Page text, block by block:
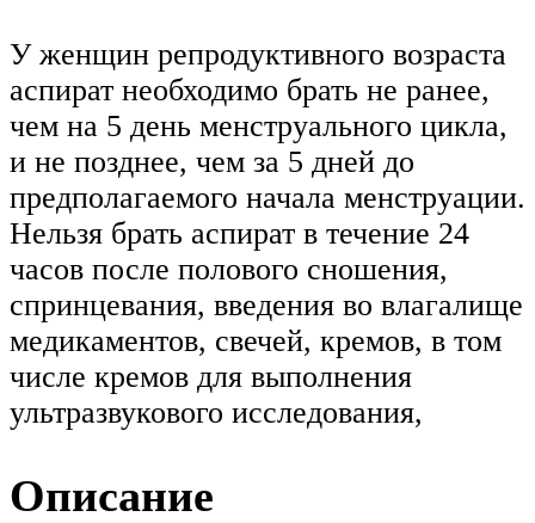
У женщин репродуктивного возраста
аспират необходимо брать не ранее,
чем на 5 день менструального цикла,
и не позднее, чем за 5 дней до
предполагаемого начала менструации.
Нельзя брать аспират в течение 24
часов после полового сношения,
спринцевания, введения во влагалище
медикаментов, свечей, кремов, в том
числе кремов для выполнения
ультразвукового исследования,
Описание